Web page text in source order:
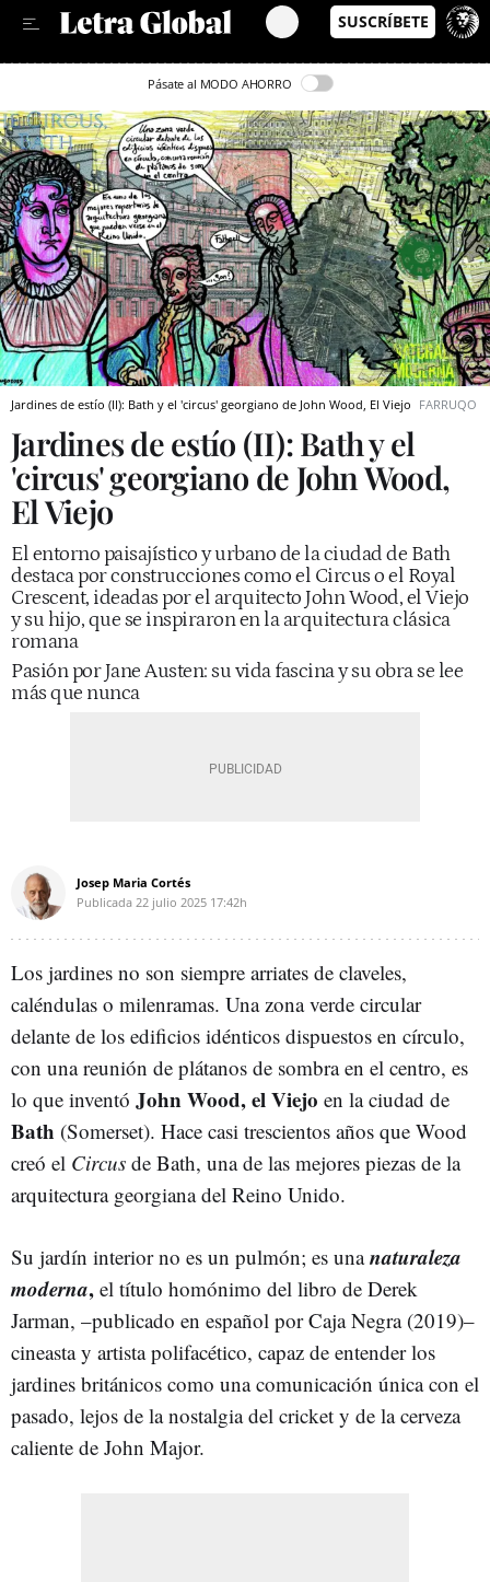
Pásate al MODO AHORRO
Jardines de estío (II): Bath y el 'circus' georgiano de John Wood, El Viejo FARRUQO
Jardines de estío (II): Bath y el
'circus' georgiano de John Wood,
El Viejo
El entorno paisajístico y urbano de la ciudad de Bath
destaca por construcciones como el Circus o el Royal
Crescent, ideadas por el arquitecto John Wood, el Viejo
y su hijo, que se inspiraron en la arquitectura clásica
romana
Pasión por Jane Austen: su vida fascina y su obra se lee
más que nunca
Josep Maria Cortés
Publicada 22 julio 2025 17:42h
Los jardines no son siempre arriates de claveles,
caléndulas o milenramas. Una zona verde circular
delante de los edificios idénticos dispuestos en círculo,
con una reunión de plátanos de sombra en el centro, es
lo que inventó John Wood, el Viejo en la ciudad de
Bath (Somerset). Hace casi trescientos años que Wood
creó el Circus de Bath, una de las mejores piezas de la
arquitectura georgiana del Reino Unido.
Su jardín interior no es un pulmón; es una naturaleza
moderna, el título homónimo del libro de Derek
Jarman, –publicado en español por Caja Negra (2019)–
cineasta y artista polifacético, capaz de entender los
jardines británicos como una comunicación única con el
pasado, lejos de la nostalgia del cricket y de la cerveza
caliente de John Major.